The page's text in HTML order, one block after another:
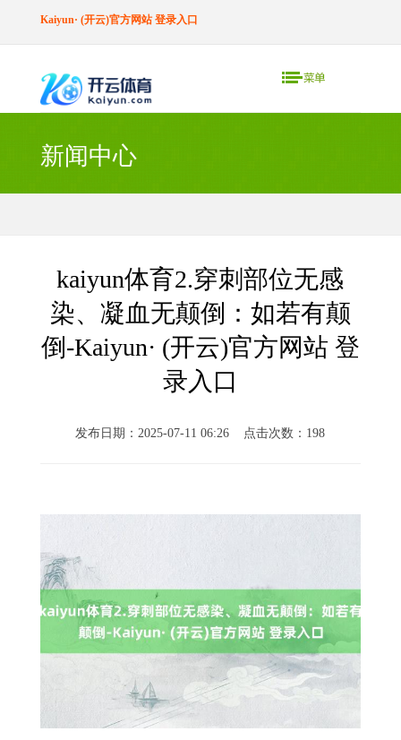
Kaiyun· (开云)官方网站 登录入口
新闻中心
kaiyun体育2.穿刺部位无感
染、凝血无颠倒：如若有颠
倒-Kaiyun· (开云)官方网站 登
录入口
发布日期：2025-07-11 06:26 点击次数：198